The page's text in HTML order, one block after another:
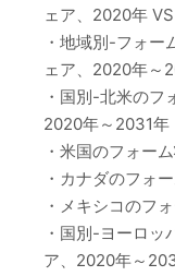
ェア、2020年
・地域別-フォー
ェア、2020年～
・国別-北米のフ
2020年～2031年
・米国のフォー
・カナダのフォ
・メキシコのフ
・国別-ヨーロッ
ア、2020年～